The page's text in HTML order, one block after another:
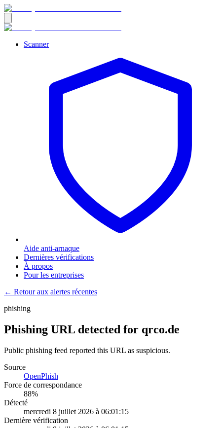
Scanner
Aide anti-arnaque
Dernières vérifications
À propos
Pour les entreprises
← Retour aux alertes récentes
phishing
Phishing URL detected for qrco.de
Public phishing feed reported this URL as suspicious.
Source
OpenPhish
Force de correspondance
88%
Détecté
mercredi 8 juillet 2026 à 06:01:15
Dernière vérification